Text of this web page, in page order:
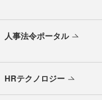
人事法令ポータル
HRテクノロジー